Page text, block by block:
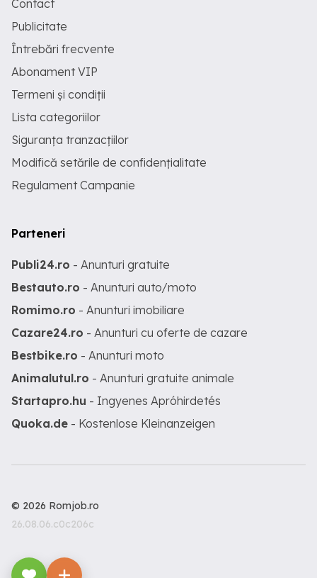
Contact
Publicitate
Întrebări frecvente
Abonament VIP
Termeni și condiții
Lista categoriilor
Siguranța tranzacțiilor
Modifică setările de confidențialitate
Regulament Campanie
Parteneri
Publi24.ro - Anunturi gratuite
Bestauto.ro - Anunturi auto/moto
Romimo.ro - Anunturi imobiliare
Cazare24.ro - Anunturi cu oferte de cazare
Bestbike.ro - Anunturi moto
Animalutul.ro - Anunturi gratuite animale
Startapro.hu - Ingyenes Apróhirdetés
Quoka.de - Kostenlose Kleinanzeigen
© 2026 Romjob.ro
26.08.06.c0c206c